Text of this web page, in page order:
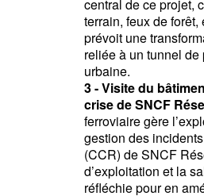
central de ce projet,
terrain, feux de
prévoit une
reliée à un tunnel de
urbaine.
3 - Visite du
crise de SNCF
ferroviaire gère
gestion des
(CCR) de SNCF
d’exploitation et la
réfléchie pour en